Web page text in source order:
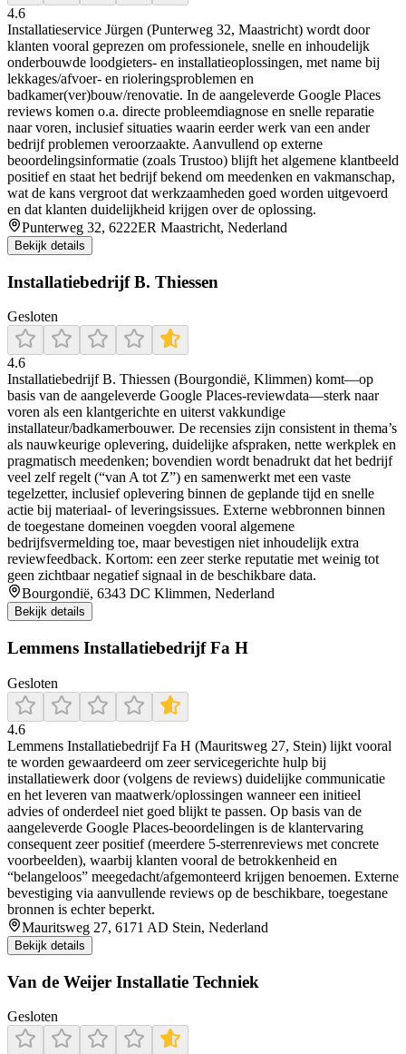
4.6
Installatieservice Jürgen (Punterweg 32, Maastricht) wordt door
klanten vooral geprezen om professionele, snelle en inhoudelijk
onderbouwde loodgieters- en installatieoplossingen, met name bij
lekkages/afvoer- en rioleringsproblemen en
badkamer(ver)bouw/renovatie. In de aangeleverde Google Places
reviews komen o.a. directe probleemdiagnose en snelle reparatie
naar voren, inclusief situaties waarin eerder werk van een ander
bedrijf problemen veroorzaakte. Aanvullend op externe
beoordelingsinformatie (zoals Trustoo) blijft het algemene klantbeeld
positief en staat het bedrijf bekend om meedenken en vakmanschap,
wat de kans vergroot dat werkzaamheden goed worden uitgevoerd
en dat klanten duidelijkheid krijgen over de oplossing.
Punterweg 32, 6222ER Maastricht, Nederland
Bekijk details
Installatiebedrijf B. Thiessen
Gesloten
4.6
Installatiebedrijf B. Thiessen (Bourgondië, Klimmen) komt—op
basis van de aangeleverde Google Places-reviewdata—sterk naar
voren als een klantgerichte en uiterst vakkundige
installateur/badkamerbouwer. De recensies zijn consistent in thema’s
als nauwkeurige oplevering, duidelijke afspraken, nette werkplek en
pragmatisch meedenken; bovendien wordt benadrukt dat het bedrijf
veel zelf regelt (“van A tot Z”) en samenwerkt met een vaste
tegelzetter, inclusief oplevering binnen de geplande tijd en snelle
actie bij materiaal- of leveringsissues. Externe webbronnen binnen
de toegestane domeinen voegden vooral algemene
bedrijfsvermelding toe, maar bevestigen niet inhoudelijk extra
reviewfeedback. Kortom: een zeer sterke reputatie met weinig tot
geen zichtbaar negatief signaal in de beschikbare data.
Bourgondië, 6343 DC Klimmen, Nederland
Bekijk details
Lemmens Installatiebedrijf Fa H
Gesloten
4.6
Lemmens Installatiebedrijf Fa H (Mauritsweg 27, Stein) lijkt vooral
te worden gewaardeerd om zeer servicegerichte hulp bij
installatiewerk door (volgens de reviews) duidelijke communicatie
en het leveren van maatwerk/oplossingen wanneer een initieel
advies of onderdeel niet goed blijkt te passen. Op basis van de
aangeleverde Google Places-beoordelingen is de klantervaring
consequent zeer positief (meerdere 5-sterrenreviews met concrete
voorbeelden), waarbij klanten vooral de betrokkenheid en
“belangeloos” meegedacht/afgemonteerd krijgen benoemen. Externe
bevestiging via aanvullende reviews op de beschikbare, toegestane
bronnen is echter beperkt.
Mauritsweg 27, 6171 AD Stein, Nederland
Bekijk details
Van de Weijer Installatie Techniek
Gesloten